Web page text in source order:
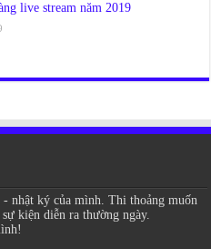
live stream năm 2019
- nhật ký của mình. Thi thoảng muốn
kiện diễn ra thường ngày.